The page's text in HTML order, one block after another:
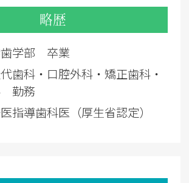
略歴
歯学部 卒業
歯科・口腔外科・矯正歯科・
勤務
指導歯科医（厚生省認定）